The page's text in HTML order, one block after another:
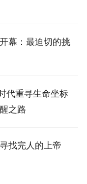
幕：最迫切的挑
代重寻生命坐标
之路
找完人的上帝